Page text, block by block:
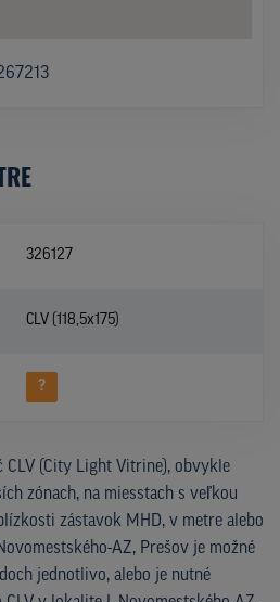
326127
CLV (118,5x175)
?
CLV (City Light Vitrine), obvykle
zónach, na miesstach s veľkou
zástavok MHD, v metre alebo
AZ, Prešov je možné
jednotlivo, alebo je nutné